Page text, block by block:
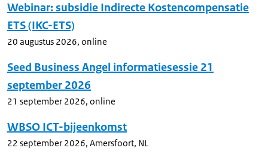
Webinar: subsidie Indirecte Kostencompensatie
ETS (IKC-ETS)
20 augustus 2026, online
Seed Business Angel informatiesessie 21
september 2026
21 september 2026, online
WBSO ICT-bijeenkomst
22 september 2026, Amersfoort, NL